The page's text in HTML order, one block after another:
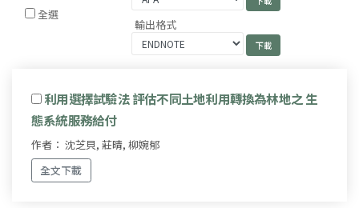
全選
輸出格式
利用選擇試驗法 評估不同土地利用轉換為林地之 生
態系統服務給付
作者： 沈芝貝, 莊晴, 柳婉郁
全文下載